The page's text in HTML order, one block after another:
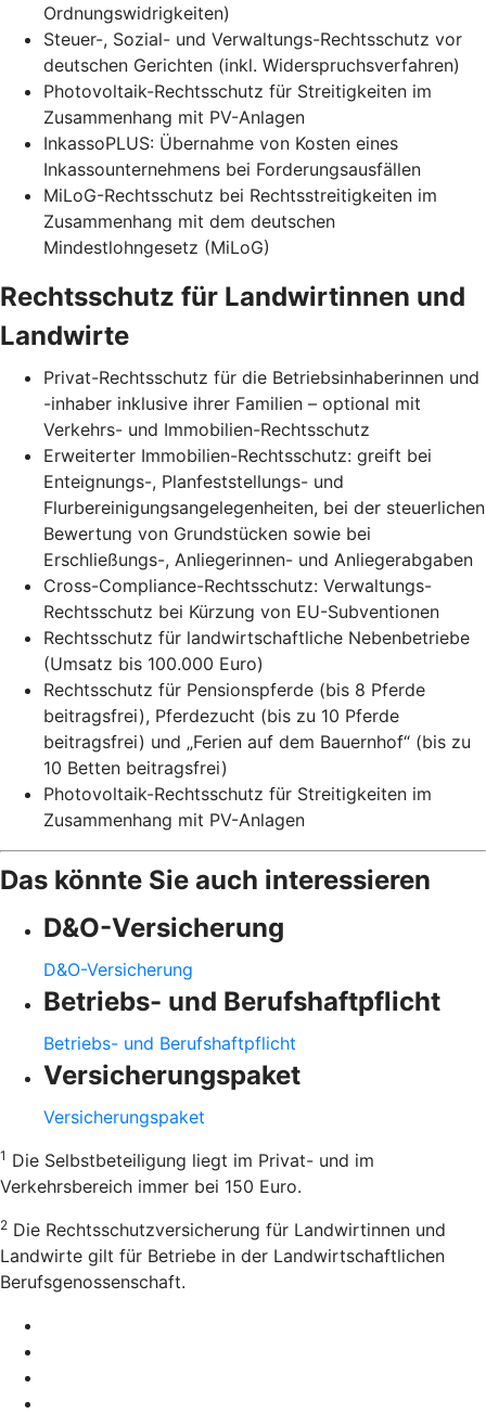
Ordnungswidrigkeiten)
Steuer-, Sozial- und Verwaltungs-Rechtsschutz vor
deutschen Gerichten (inkl. Widerspruchsverfahren)
Photovoltaik-Rechtsschutz für Streitigkeiten im
Zusammenhang mit PV-Anlagen
InkassoPLUS: Übernahme von Kosten eines
Inkassounternehmens bei Forderungsausfällen
MiLoG-Rechtsschutz bei Rechtsstreitigkeiten im
Zusammenhang mit dem deutschen
Mindestlohngesetz (MiLoG)
Rechtsschutz für Landwirtinnen und
Landwirte
Privat-Rechtsschutz für die Betriebsinhaberinnen und
-inhaber inklusive ihrer Familien – optional mit
Verkehrs- und Immobilien-Rechtsschutz
Erweiterter Immobilien-Rechtsschutz: greift bei
Enteignungs-, Planfeststellungs- und
Flurbereinigungsangelegenheiten, bei der steuerlichen
Bewertung von Grundstücken sowie bei
Erschließungs-, Anliegerinnen- und Anliegerabgaben
Cross-Compliance-Rechtsschutz: Verwaltungs-
Rechtsschutz bei Kürzung von EU-Subventionen
Rechtsschutz für landwirtschaftliche Nebenbetriebe
(Umsatz bis 100.000 Euro)
Rechtsschutz für Pensionspferde (bis 8 Pferde
beitragsfrei), Pferdezucht (bis zu 10 Pferde
beitragsfrei) und „Ferien auf dem Bauernhof“ (bis zu
10 Betten beitragsfrei)
Photovoltaik-Rechtsschutz für Streitigkeiten im
Zusammenhang mit PV-Anlagen
Das könnte Sie auch interessieren
D&O-Versicherung
D&O-Versicherung
Betriebs- und Berufshaftpflicht
Betriebs- und Berufshaftpflicht
Versicherungspaket
Versicherungspaket
1 Die Selbstbeteiligung liegt im Privat- und im
Verkehrsbereich immer bei 150 Euro.
2 Die Rechtsschutzversicherung für Landwirtinnen und
Landwirte gilt für Betriebe in der Landwirtschaftlichen
Berufsgenossenschaft.